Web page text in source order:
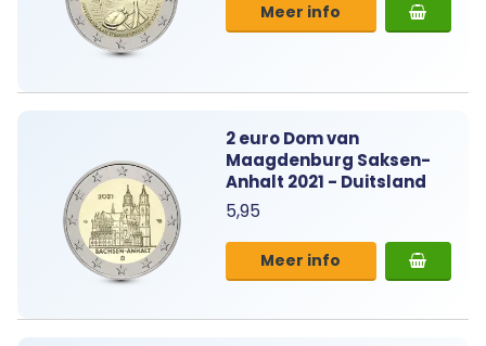
Meer info
2 euro Dom van
Maagdenburg Saksen-
Anhalt 2021 - Duitsland
5,95
Meer info